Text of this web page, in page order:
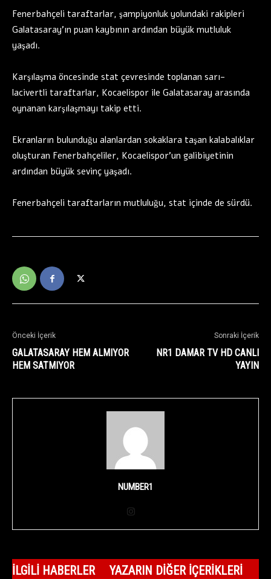
Fenerbahçeli taraftarlar, şampiyonluk yolundaki rakipleri
Galatasaray’ın puan kaybının ardından büyük mutluluk
yaşadı.
Karşılaşma öncesinde stat çevresinde toplanan sarı-
lacivertli taraftarlar, Kocaelispor ile Galatasaray arasında
oynanan karşılaşmayı takip etti.
Ekranların bulunduğu alanlardan sokaklara taşan kalabalıklar
oluşturan Fenerbahçeliler, Kocaelispor’un galibiyetinin
ardından büyük sevinç yaşadı.
Fenerbahçeli taraftarların mutluluğu, stat içinde de sürdü.
Önceki İçerik
GALATASARAY HEM ALMIYOR
HEM SATMIYOR
Sonraki İçerik
NR1 DAMAR TV HD CANLI
YAYIN
NUMBER1
İLGILI HABERLER YAZARIN DIĞER İÇERIKLERI